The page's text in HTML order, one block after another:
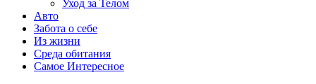
Уход за Телом
Авто
Забота о себе
Из жизни
Среда обитания
Самое Интересное